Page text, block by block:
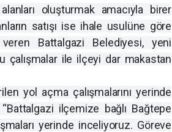
oluşturmak amacıyla birer
satışı ise ihale usulüne göre
veren Battalgazi Belediyesi, yeni
çalışmalar ile ilçeyi dar makastan
yol açma çalışmalarını yerinde
ilçemize bağlı Bağtepe
yerinde inceliyoruz. Göreve